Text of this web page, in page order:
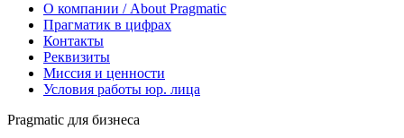
О компании / About Pragmatic
Прагматик в цифрах
Контакты
Реквизиты
Миссия и ценности
Условия работы юр. лица
Pragmatic для бизнеса